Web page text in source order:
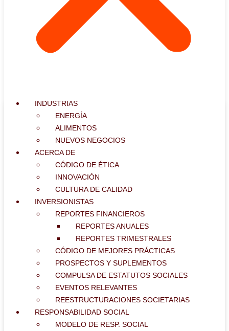
INDUSTRIAS
ENERGÍA
ALIMENTOS
NUEVOS NEGOCIOS
ACERCA DE
CÓDIGO DE ÉTICA
INNOVACIÓN
CULTURA DE CALIDAD
INVERSIONISTAS
REPORTES FINANCIEROS
REPORTES ANUALES
REPORTES TRIMESTRALES
CÓDIGO DE MEJORES PRÁCTICAS
PROSPECTOS Y SUPLEMENTOS
COMPULSA DE ESTATUTOS SOCIALES
EVENTOS RELEVANTES
REESTRUCTURACIONES SOCIETARIAS
RESPONSABILIDAD SOCIAL
MODELO DE RESP. SOCIAL